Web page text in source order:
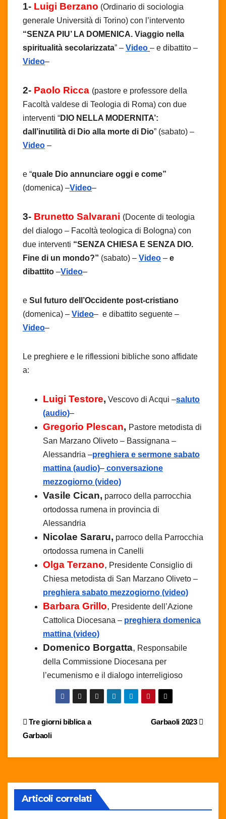
1- Luigi Berzano (Ordinario di sociologia
generale Università di Torino) con l’intervento
“SENZA PIU’ LA DOMENICA. Viaggio nella
spiritualità secolarizzata” – Video – e dibattito –
Video–
2- Paolo Ricca (pastore e professore della
Facoltà valdese di Teologia di Roma) con due
interventi “DIO NELLA MODERNITA’:
dall’inutilità di Dio alla morte di Dio” (sabato) –
Video –
e “quale Dio annunciare oggi e come”
(domenica) –Video–
3- Brunetto Salvarani (Docente di teologia
del dialogo – Facoltà teologica di Bologna) con
due interventi “SENZA CHIESA E SENZA DIO.
Fine di un mondo?” (sabato) – Video – e
dibattito –Video–
e Sul futuro dell’Occidente post-cristiano
(domenica) – Video– e dibattito seguente –
Video–
Le preghiere e le riflessioni bibliche sono affidate
a:
Luigi Testore, Vescovo di Acqui –saluto
(audio)–
Gregorio Plescan, Pastore metodista di
San Marzano Oliveto – Bassignana –
Alessandria –preghiera e sermone sabato
mattina (audio)– conversazione
mezzogiorno (video)
Vasile Cican, parroco della parrocchia
ortodossa rumena in provincia di
Alessandria
Nicolae Sararu, parroco della Parrocchia
ortodossa rumena in Canelli
Olga Terzano, Presidente Consiglio di
Chiesa metodista di San Marzano Oliveto –
preghiera sabato mezzogiorno (video)
Barbara Grillo, Presidente dell’Azione
Cattolica Diocesana – preghiera domenica
mattina (video)
Domenico Borgatta, Responsabile
della Commissione Diocesana per
l’ecumenismo e il dialogo interreligioso
Navigazione
Garbaoli 2023
Tre giorni biblica a
Garbaoli
Articoli correlati